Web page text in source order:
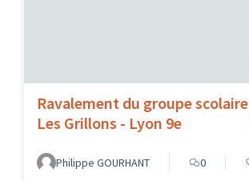
Ravalement du groupe scolaire
Les Grillons - Lyon 9e
Philippe GOURHANT 0